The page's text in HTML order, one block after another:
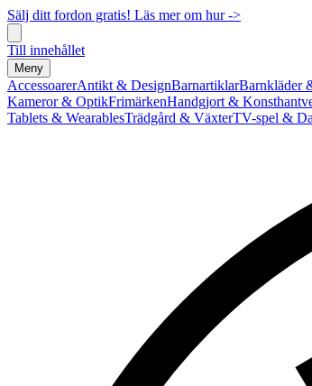
Sälj ditt fordon gratis! Läs mer om hur ->
Till innehållet
Meny
AccessoarerAntikt & DesignBarnartiklarBarnkläder
Kameror & OptikFrimärkenHandgjort &
Tablets & WearablesTrädgård & VäxterTV-spel &